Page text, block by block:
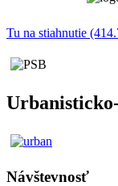
Tu na stiahnutie
Návštevnosť